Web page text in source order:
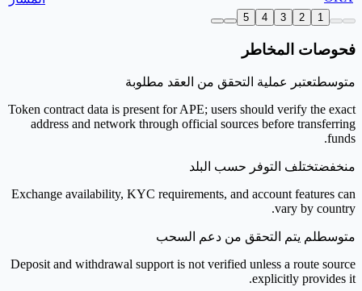
1
2
3
4
5
فحوصات المخاطر
متوسطتعتبر عملية التحقق من العقد مطلوبة
Token contract data is present for APE; users should verify the exact
address and network through official sources before transferring
funds.
منخفضتختلف التوفر حسب البلد
Exchange availability, KYC requirements, and account features can
vary by country.
متوسطلم يتم التحقق من دعم السحب
Deposit and withdrawal support is not verified unless a route source
explicitly provides it.